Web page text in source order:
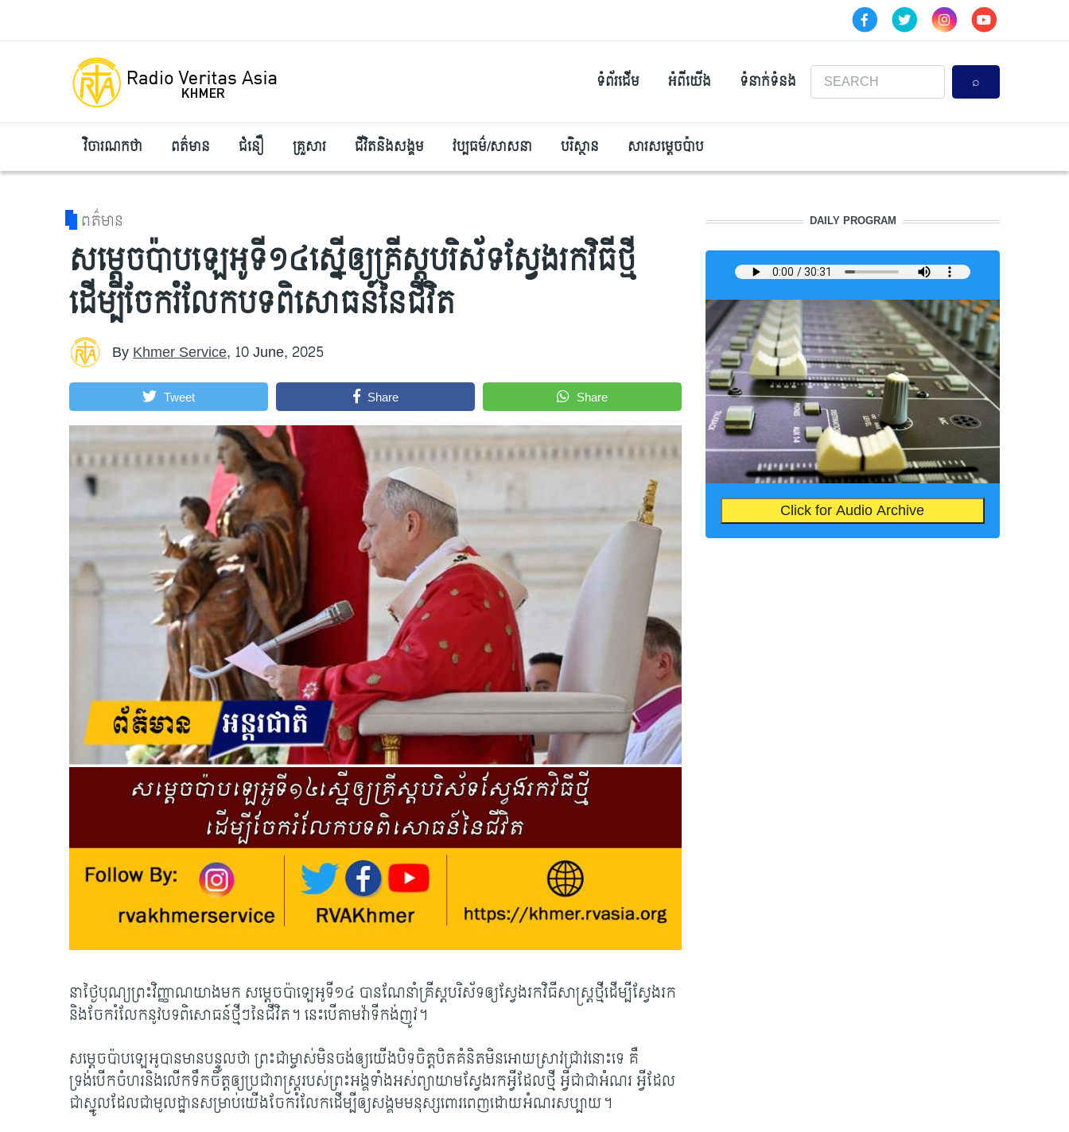
ទំព័រដើម អំពីយើង ទំនាក់ទំនង Search
វិចារណកថា ពត៌មាន ជំនឿ គ្រួសារ ជីវិតនិងសង្គម វប្បធម៌/សាសនា បរិស្ថាន សារសម្តេចប៉ាប
ពត៌មាន
សម្តេចប៉ាបឡេអូទី១៤ស្នើឲ្យគ្រីស្តបរិស័ទស្វែងរកវិធីថ្មី
ដើម្បីចែករំលែកបទពិសោធន៍នៃជីវិត
ByKhmer Service, 10 June, 2025
Tweet Share Share
នាថ្ងៃបុណ្យព្រះវិញ្ញាណ​យាងមក សម្តេចប៉ាឡេអូទី១៤ បានណែនាំគ្រីស្តបរិស័ទឲ្យស្វែងរកវិធីសាស្រ្តថ្មីដើម្បីស្វែងរក
និងចែករំលែកនូវបទពិសោធន៍ថ្មីៗនៃជីវិត។ នេះ​បើ​តាម​វ៉ាទីកង់ញូវ។
សម្តេចប៉ាបឡេអូបានមានបន្ទូលថា ព្រះជាម្ចាស់មិនចង់ឲ្យយើងបិទចិត្តបិតគំនិតមិនអោយស្រាវជ្រាវនោះទេ គឺ
ទ្រង់បើកចំហរនិងលើកទឹកចិត្តឲ្យប្រជារាស្រ្តរបស់ព្រះអង្គទាំងអស់ព្យាយាមស្វែងរកអ្វីដែលថ្មី អ្វីជាជាអំណរ អ្វីដែល
ជាស្នូលដែលជាមូលដ្ឋានសម្រាប់យើងចែករំលែកដើម្បីឲ្យសង្គមមនុស្សពោរពេញដោយអំណរសប្បាយ។​
DAILY PROGRAM
Click for Audio Archive